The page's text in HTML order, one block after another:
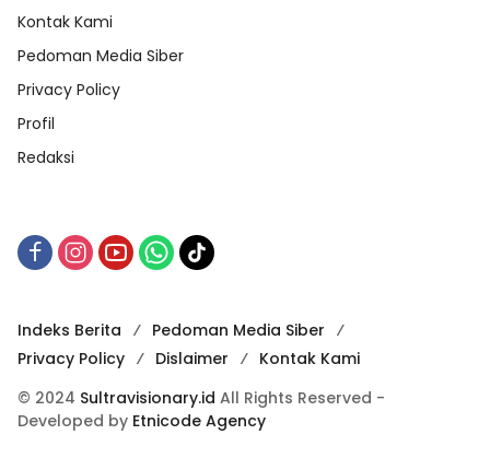
Kontak Kami
Pedoman Media Siber
Privacy Policy
Profil
Redaksi
Indeks Berita
Pedoman Media Siber
Privacy Policy
Dislaimer
Kontak Kami
© 2024 Sultravisionary.id All Rights Reserved -
Developed by Etnicode Agency